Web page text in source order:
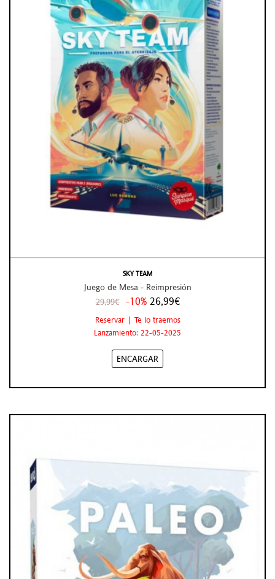
SKY TEAM
Juego de Mesa - Reimpresión
29,99€ -10% 26,99€
Reservar | Te lo traemos
Lanzamiento: 22-05-2025
ENCARGAR